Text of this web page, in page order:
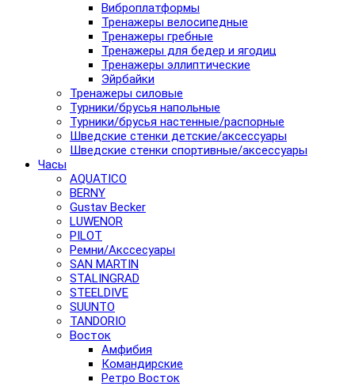
Виброплатформы
Тренажеры велосипедные
Тренажеры гребные
Тренажеры для бедер и ягодиц
Тренажеры эллиптические
Эйрбайки
Тренажеры силовые
Турники/брусья напольные
Турники/брусья настенные/распорные
Шведские стенки детские/аксессуары
Шведские стенки спортивные/аксессуары
Часы
AQUATICO
BERNY
Gustav Becker
LUWENOR
PILOT
Pемни/Акссесуары
SAN MARTIN
STALINGRAD
STEELDIVE
SUUNTO
TANDORIO
Восток
Амфибия
Командирские
Ретро Восток